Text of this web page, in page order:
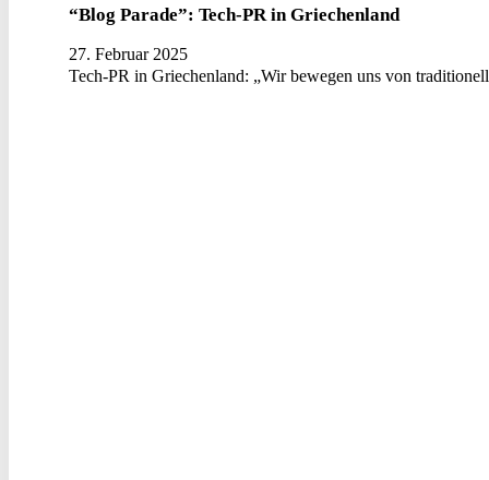
“Blog Parade”: Tech-PR in Griechenland
27. Februar 2025
Tech-PR in Griechenland: „Wir bewegen uns von